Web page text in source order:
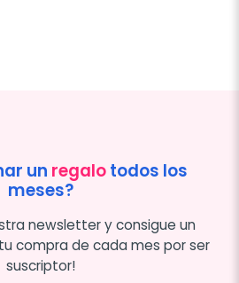
un regalotodos los
meses?
newsletter y consigue un
compra de cada mes por ser
suscriptor!